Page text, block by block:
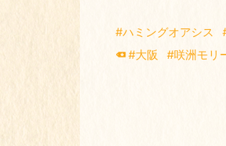
#ハミングオアシス
#大阪
#咲洲モリ